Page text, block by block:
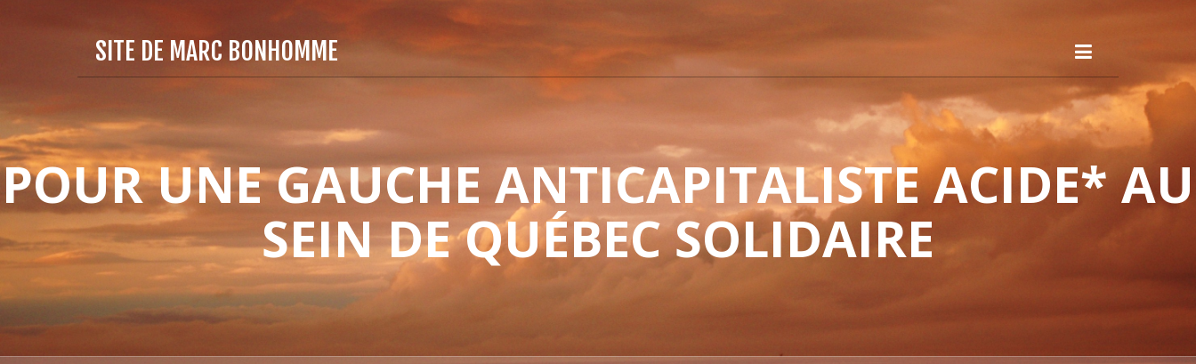
SITE DE MARC BONHOMME
POUR UNE GAUCHE ANTICAPITALISTE ACIDE* AU
SEIN DE QUÉBEC SOLIDAIRE